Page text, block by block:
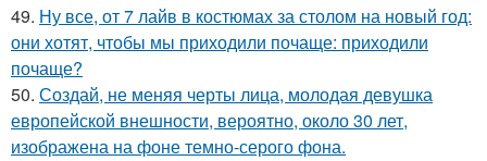
49. Ну все, от 7 лайв в костюмах за столом на новый год:
они хотят, чтобы мы приходили почаще: приходили
почаще?
50. Создай, не меняя черты лица, молодая девушка
европейской внешности, вероятно, около 30 лет,
изображена на фоне темно-серого фона.